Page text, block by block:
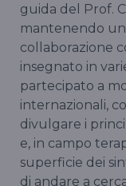
guida del Prof.
mantenendo
collaborazione
insegnato in
partecipato a
internazionali,
divulgare i
e, in campo
superficie dei
di andare a